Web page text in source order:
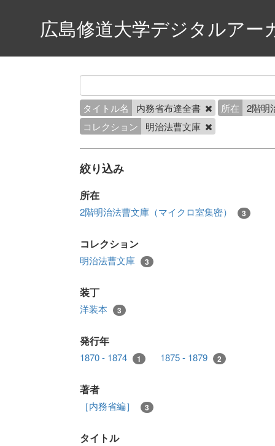
広島修道大学デジタルアー
タイトル名 内務省布達全書 所在
2階明
コレクション
明治法曹文庫
絞り込み
所在
2階明治法曹文庫（マイクロ室集密） 3
コレクション
明治法曹文庫 3
装丁
洋装本 3
発行年
1870 - 1874 1 1875 - 1879 2
著者
［内務省編］ 3
タイトル